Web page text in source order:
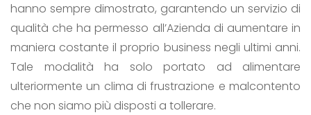
hanno sempre dimostrato, garantendo un servizio di
qualità che ha permesso all’Azienda di aumentare in
maniera costante il proprio business negli ultimi anni.
Tale modalità ha solo portato ad alimentare
ulteriormente un clima di frustrazione e malcontento
che non siamo più disposti a tollerare.